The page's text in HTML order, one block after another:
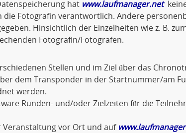
hat www.laufmanager.net
Fotografin verantwortlich. Andere
Hinsichtlich der Einzelheiten wie z. B.
Fotografin/Fotografen.
Stellen und im Ziel über das
dem Transponder in der Startnummer/am
werden.
Runden- und/oder Zielzeiten für die
Veranstaltung vor Ort und auf